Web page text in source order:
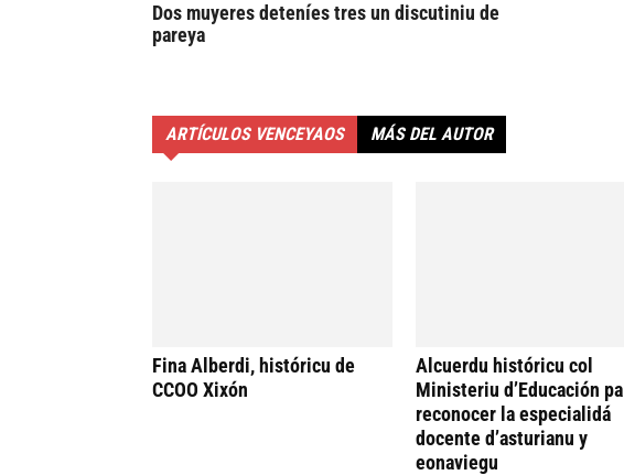
Dos muyeres deteníes tres un discutiniu de
pareya
ARTÍCULOS VENCEYAOS MÁS DEL AUTOR
Fina Alberdi, históricu de
CCOO Xixón
Alcuerdu históricu col
Ministeriu d’Educación pa
reconocer la especialidá
docente d’asturianu y
eonaviegu